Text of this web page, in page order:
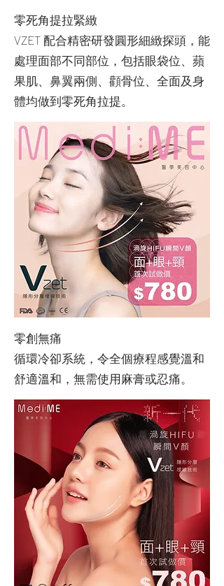
零死角提拉緊緻
VZET 配合精密研發圓形細緻探頭，能
處理面部不同部位，包括眼袋位、蘋
果肌、鼻翼兩側、顴骨位、全面及身
體均做到零死角拉提。
零創無痛
循環冷卻系統，令全個療程感覺溫和
舒適溫和，無需使用麻膏或忍痛。